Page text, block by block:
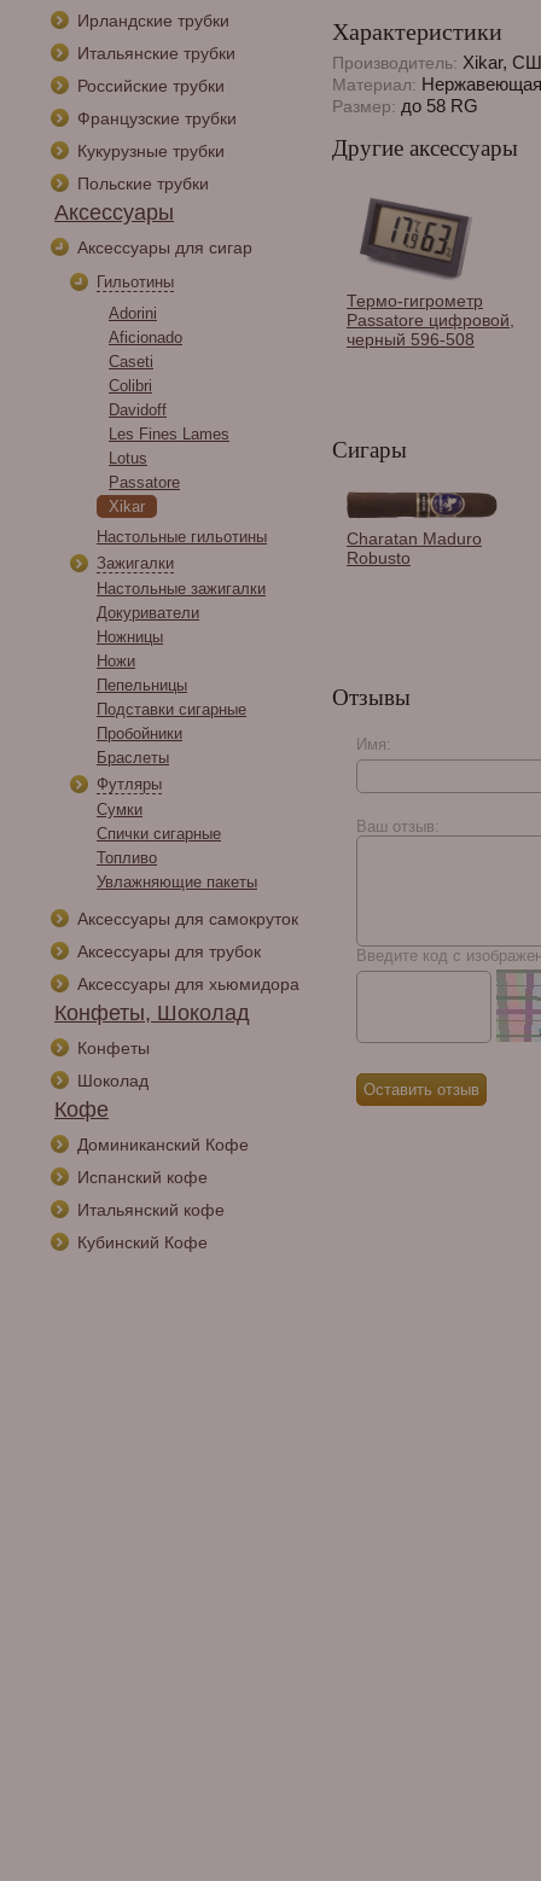
Ирландские трубки
Итальянские трубки
Российские трубки
Французские трубки
Кукурузные трубки
Польские трубки
Аксессуары
Аксессуары для сигар
Гильотины
Adorini
Aficionado
Caseti
Colibri
Davidoff
Les Fines Lames
Lotus
Passatore
Xikar
Настольные гильотины
Зажигалки
Настольные зажигалки
Докуриватели
Ножницы
Ножи
Пепельницы
Подставки сигарные
Пробойники
Браслеты
Футляры
Сумки
Спички сигарные
Топливо
Увлажняющие пакеты
Аксессуары для самокруток
Аксессуары для трубок
Аксессуары для хьюмидора
Конфеты, Шоколад
Конфеты
Шоколад
Кофе
Доминиканский Кофе
Испанский кофе
Итальянский кофе
Кубинский Кофе
Характеристики
Производитель: Xikar,
Материал:
Размер: до 58 RG
Другие аксессуары
Термо-гигрометр
Passatore цифровой,
черный 596-508
Гильотина Les Fines
Lames Rotor Orange
Сигары
Charatan Maduro
Robusto
Davidoff Escurio Petit
Robusto
Отзывы
Имя:
Ваш отзыв:
Введите код с